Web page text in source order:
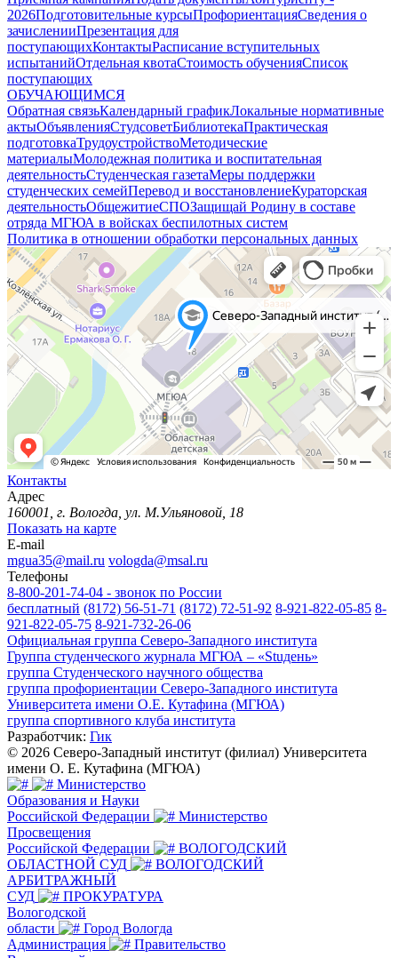
2026Подготовительные курсыПрофориентацияСведения о
зачисленииПрезентация для
поступающихКонтактыРасписание вступительных
испытанийОтдельная квотаСтоимость обученияCписок
поступающих
ОБУЧАЮЩИМСЯ
Обратная связьКалендарный графикЛокальные нормативные
актыОбъявленияСтудсоветБиблиотекаПрактическая
подготовкаТрудоустройствоМетодические
материалыМолодежная политика и воспитательная
деятельностьСтуденческая газетаМеры поддержки
студенческих семейПеревод и восстановлениеКураторская
деятельностьОбщежитиеСПОЗащищай Родину в составе
отряда МГЮА в войсках беспилотных систем
Политика в отношении обработки персональных данных
Контакты
Адрес
160001, г. Вологда, ул. М.Ульяновой, 18
Показать на карте
E-mail
mgua35@mail.ru vologda@msal.ru
Телефоны
8-800-201-74-04 - звонок по России
бесплатный (8172) 56-51-71 (8172) 72-51-92 8-921-822-05-85 8-
921-822-05-75 8-921-732-26-06
Официальная группа Северо-Западного института
Группа студенческого журнала МГЮА – «Stuдень»
группа Студенческого научного общества
группа профориентации Северо-Западного института
Университета имени О.Е. Кутафина (МГЮА)
группа спортивного клуба института
Разработчик: Гик
© 2026 Северо-Западный институт (филиал) Университета
имени О. Е. Кутафина (МГЮА)
Министерство
Образования и Науки
Российской Федерации
Министерство
Просвещения
Российской Федерации
ВОЛОГОДСКИЙ
ОБЛАСТНОЙ СУД
ВОЛОГОДСКИЙ
АРБИТРАЖНЫЙ
СУД
ПРОКУРАТУРА
Вологодской
области
Город Вологда
Администрация
Правительство